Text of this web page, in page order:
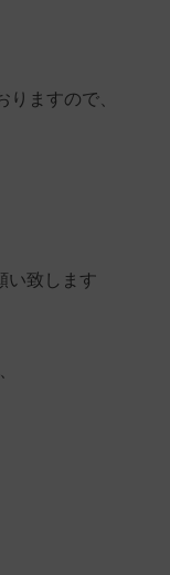
ますので、
い致します